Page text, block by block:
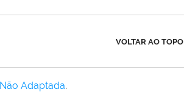
VOLTAR AO TOPO
Adaptada.